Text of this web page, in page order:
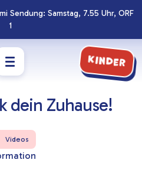
Sendung: Samstag, 7.55 Uhr, ORF
1
Kinder
dein Zuhause!
Videos